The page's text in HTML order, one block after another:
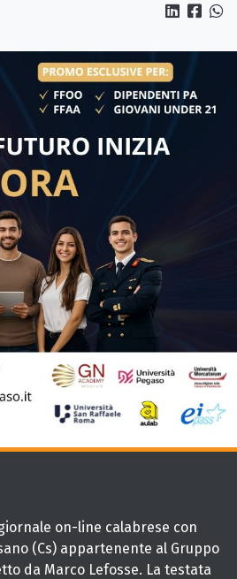
on-line calabrese con
(Cs) appartenente al Gruppo
da Marco Lefosse. La testata